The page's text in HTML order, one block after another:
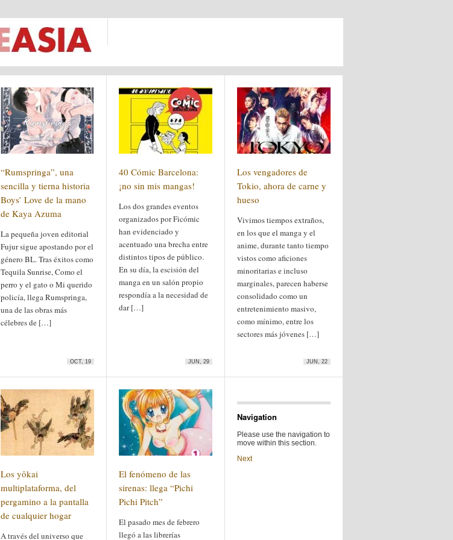
“Rumspringa”, una
sencilla y tierna historia
Boys’ Love de la mano
de Kaya Azuma
La pequeña joven editorial
Fujur sigue apostando por el
género BL. Tras éxitos como
Tequila Sunrise, Como el
perro y el gato o Mi querido
policía, llega Rumspringa,
una de las obras más
célebres de […]
OCT, 19
40 Cómic Barcelona:
¡no sin mis mangas!
Los dos grandes eventos
organizados por Ficómic
han evidenciado y
acentuado una brecha entre
distintos tipos de público.
En su día, la escisión del
manga en un salón propio
respondía a la necesidad de
dar […]
JUN, 29
Los vengadores de
Tokio, ahora de carne y
hueso
Vivimos tiempos extraños,
en los que el manga y el
anime, durante tanto tiempo
vistos como aficiones
minoritarias e incluso
marginales, parecen haberse
consolidado como un
entretenimiento masivo,
como mínimo, entre los
sectores más jóvenes […]
JUN, 22
Los yôkai
multiplataforma, del
pergamino a la pantalla
de cualquier hogar
A través del universo que
El fenómeno de las
sirenas: llega “Pichi
Pichi Pitch”
El pasado mes de febrero
llegó a las librerías
Navigation
Please use the navigation to
move within this section.
Next